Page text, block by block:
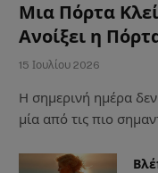
Μια Πόρτα
Ανοίξει η
15 Ιουλίου 2026
Η σημερινή ημέρα
μία από τις πιο